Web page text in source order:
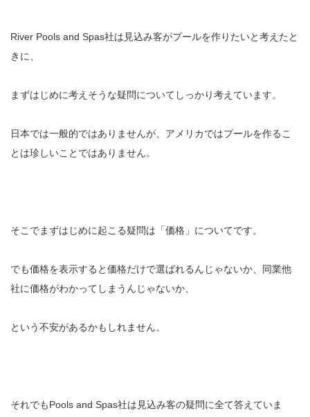
River Pools and Spas社は見込み客がプールを作りたいと考えたと
きに、
まずはじめに考えそうな疑問についてしっかり考えています。
日本では一般的ではありませんが、アメリカではプールを作るこ
とは珍しいことではありません。
そこでまずはじめに起こる疑問は「価格」についてです。
でも価格を表示すると価格だけで選ばれるんじゃないか、同業他
社に価格がわかってしまうんじゃないか、
という不安があるかもしれません。
それでもPools and Spas社は見込み客の疑問に全て答えていま